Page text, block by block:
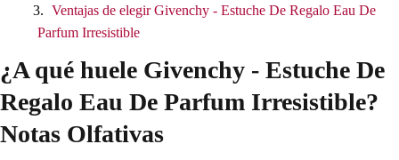
Ventajas de elegir Givenchy - Estuche De Regalo Eau De
Parfum Irresistible
¿A qué huele Givenchy - Estuche De
Regalo Eau De Parfum Irresistible?
Notas Olfativas